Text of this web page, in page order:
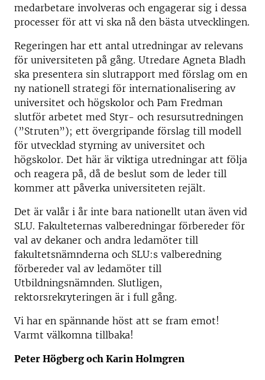
medarbetare involveras och engagerar sig i dessa
processer för att vi ska nå den bästa utvecklingen.
Regeringen har ett antal utredningar av relevans
för universiteten på gång. Utredare Agneta Bladh
ska presentera sin slutrapport med förslag om en
ny nationell strategi för internationalisering av
universitet och högskolor och Pam Fredman
slutför arbetet med Styr- och resursutredningen
(”Struten”); ett övergripande förslag till modell
för utvecklad styrning av universitet och
högskolor. Det här är viktiga utredningar att följa
och reagera på, då de beslut som de leder till
kommer att påverka universiteten rejält.
Det är valår i år inte bara nationellt utan även vid
SLU. Fakulteternas valberedningar förbereder för
val av dekaner och andra ledamöter till
fakultetsnämnderna och SLU:s valberedning
förbereder val av ledamöter till
Utbildningsnämnden. Slutligen,
rektorsrekryteringen är i full gång.
Vi har en spännande höst att se fram emot!
Varmt välkomna tillbaka!
Peter Högberg och Karin Holmgren